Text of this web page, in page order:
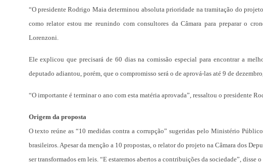
“O presidente Rodrigo Maia determinou absoluta prioridade na tramitação do
como relator estou me reunindo com consultores da Câmara para preparar o
Lorenzoni.
Ele explicou que precisará de 60 dias na comissão especial para encontrar a
deputado adiantou, porém, que o compromisso será o de aprová-las até 9 de
“O importante é terminar o ano com esta matéria aprovada”, ressaltou o presidente
Origem da proposta
O texto reúne as “10 medidas contra a corrupção” sugeridas pelo Ministério
brasileiros. Apesar da menção a 10 propostas, o relator do projeto na Câmara dos
ser transformados em leis. “E estaremos abertos a contribuições da sociedade”, disse o